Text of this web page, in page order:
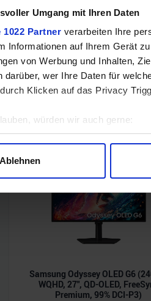
Umgang mit Ihren Daten
1022 Partner verarbeiten Ihre
Informationen auf Ihrem Gerät
von Werbung und Inhalten,
darüber, wer Ihre Daten für
Klicken auf das Privacy
würden wir auch gerne:
über Ihre geografische Lage
darüber, wie Ihre
Cookies, um Inhalte und
auf unsere Website zu
Partner für soziale Medien,
haben.
Ablehnen
aber trotzdem nicht kaufen. Denn
Samsung Odyssey OLED G6
WQHD, 27", QD-OLED,
Premium, 99% DCI-P3)